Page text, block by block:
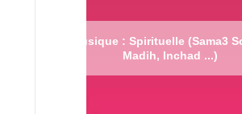
Musique : Spirituelle (Sama3
Madih, Inchad ...)